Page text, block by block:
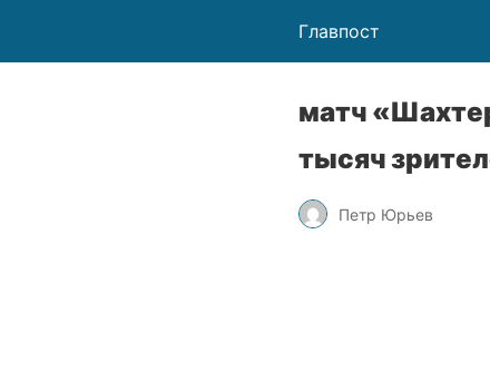
Главпост
матч
тысяч
Петр Юрьев